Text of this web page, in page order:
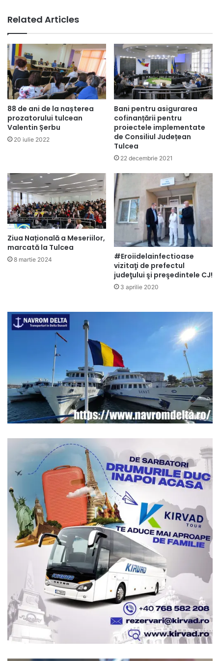
Related Articles
88 de ani de la nașterea
prozatorului tulcean
Valentin Șerbu
20 iulie 2022
Bani pentru asigurarea
cofinanțării pentru
proiectele implementate
de Consiliul Județean
Tulcea
22 decembrie 2021
Ziua Națională a Meseriilor,
marcată la Tulcea
8 martie 2024
#Eroiidelainfectioase
vizitaţi de prefectul
judeţului şi preşedintele CJ!
3 aprilie 2020